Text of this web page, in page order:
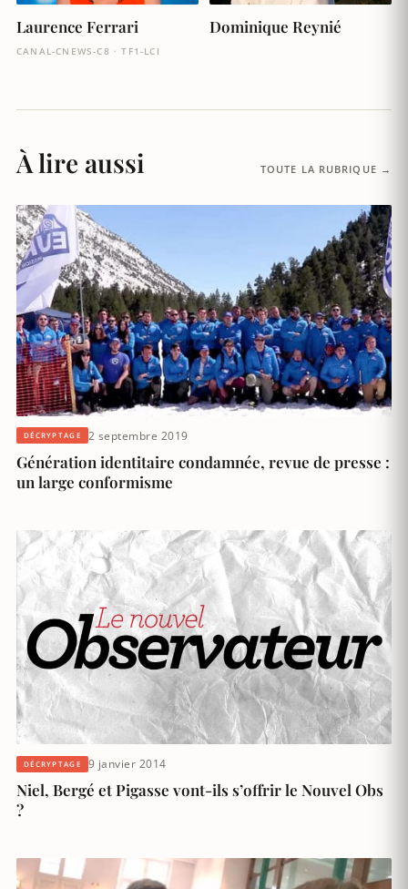
Laurence Ferrari
CANAL-CNEWS-C8 · TF1-LCI
Dominique Reynié
À lire aussi TOUTE LA RUBRIQUE →
DÉCRYPTAGE 2 septembre 2019
Génération identitaire condamnée, revue de presse :
un large conformisme
DÉCRYPTAGE 9 janvier 2014
Niel, Bergé et Pigasse vont-ils s’offrir le Nouvel Obs
?